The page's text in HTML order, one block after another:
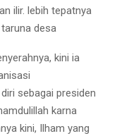
ilir. lebih tepatnya
desa
kini ia
sebagai presiden
karna
kini, Ilham yang